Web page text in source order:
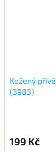
Kožený
(3983)
199 Kč